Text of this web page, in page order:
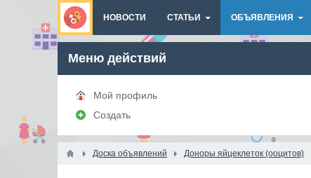
НОВОСТИ СТАТЬИ ОБЪЯВЛЕНИЯ
Меню действий
Мой профиль
Создать
Доска объявлений Доноры яйцеклеток (ооцитов)